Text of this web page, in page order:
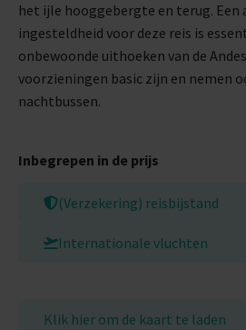
het ijle hooggebergte en terug. Een
ingesteldheid voor deze reis is
onbewoonde uithoeken van de
voorzieningen basic zijn en nemen
nachtbussen.
Inbegrepen in de prijs
(Verzekering) reisbijstand
Internationale vluchten
Klik hier om de kaart te laden